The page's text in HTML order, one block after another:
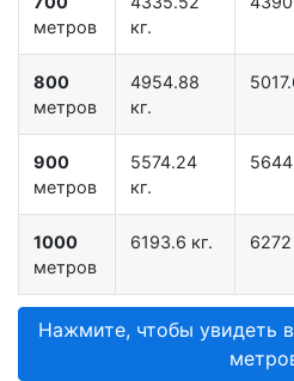
метров
кг.
800
метров
4954.88
кг.
900
метров
5574.24
кг.
1000
метров
6193.6 кг. 6272
Нажмите, чтобы увидеть